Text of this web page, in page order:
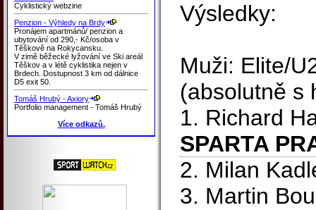
Cyklistický webzine
Penzion - Výhledy na Brdy
Pronájem apartmánů/ penzion a
ubytování od 290,- Kč/osoba v
Těškově na Rokycansku.
V zimě běžecké lyžování ve Ski areál
Těškov a v létě cyklistika nejen v
Brdech. Dostupnost 3 km od dálnice
D5 exit 50.
Tomáš Hrubý - Axiory
Portfolio management - Tomáš Hrubý
Více odkazů.
Výsledky:
Muži: Elite/
(absolutně s
1. Richard
SPARTA
2. Milan
3. Martin